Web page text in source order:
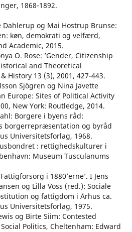
1868-1892.
og Mai Hostrup Brunse:
køn, demokrati og velfærd,
Academic, 2015.
O. Rose: ’Gender, Citizenship
and Theoretical
History 13 (3), 2001, 427-443.
Sjögren og Nina Javette
Europe: Sites of Political Activity
New York: Routledge, 2014.
Borgere i byens råd:
borgerrepræsentation og byråd
Universitetsforlag, 1968.
: rettighedskulturer i
Museum Tusculanums
i 1880’erne’. I Jens
og Lilla Voss (red.): Sociale
og fattigdom i Århus ca.
Universitetsforlag, 1975.
og Birte Siim: Contested
Politics, Cheltenham: Edward